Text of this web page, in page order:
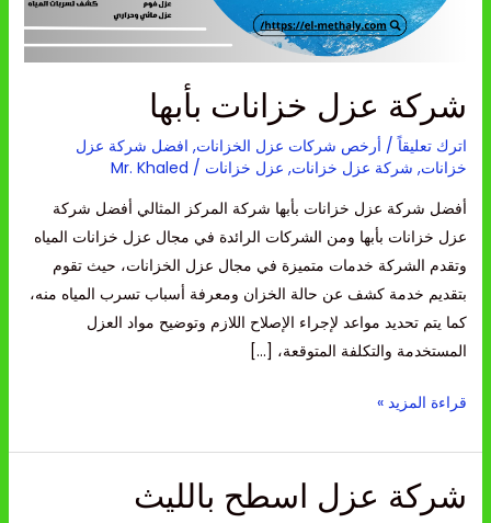
شركة عزل خزانات بأبها
اترك تعليقاً / أرخص شركات عزل الخزانات, افضل شركة عزل
خزانات, شركة عزل خزانات, عزل خزانات /
Mr. Khaled
أفضل شركة عزل خزانات بأبها شركة المركز المثالي أفضل شركة
عزل خزانات بأبها ومن الشركات الرائدة في مجال عزل خزانات المياه
وتقدم الشركة خدمات متميزة في مجال عزل الخزانات، حيث تقوم
بتقديم خدمة كشف عن حالة الخزان ومعرفة أسباب تسرب المياه منه،
كما يتم تحديد مواعد لإجراء الإصلاح اللازم وتوضيح مواد العزل
المستخدمة والتكلفة المتوقعة، […]
قراءة المزيد »
شركة عزل اسطح بالليث
شركة